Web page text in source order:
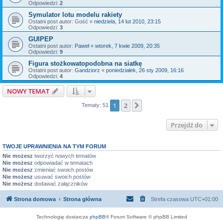
Odpowiedzi: 2
Symulator lotu modelu rakiety
Ostatni post autor: Gość « niedziela, 14 lut 2010, 23:15
Odpowiedzi: 3
GUIPEP
Ostatni post autor: Paweł« wtorek, 7 kwie 2009, 20:35
Odpowiedzi: 9
Figura stożkowatopodobna na siatkę
Ostatni post autor: Gandziorz « poniedziałek, 26 sty 2009, 16:16
Odpowiedzi: 4
NOWY TEMAT
Tematy: 51 1 2
Przejdź do
TWOJE UPRAWNIENIA NA TYM FORUM
Nie możesz tworzyć nowych tematów
Nie możesz odpowiadać w tematach
Nie możesz zmieniać swoich postów
Nie możesz usuwać swoich postów
Nie możesz dodawać załączników
Strona domowa Strona główna Strefa czasowa UTC+01:00
Technologię dostarcza phpBB® Forum Software © phpBB Limited